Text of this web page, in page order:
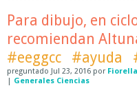
Para dibujo, en
recomiendan
#eeggcc
#ayuda
preguntado Jul 23, 2016 por
| Generales Ciencias